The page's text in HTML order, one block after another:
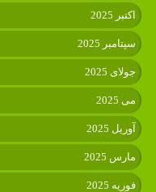
اکتبر 2025
سپتامبر 2025
جولای 2025
می 2025
آوریل 2025
مارس 2025
فوریه 2025